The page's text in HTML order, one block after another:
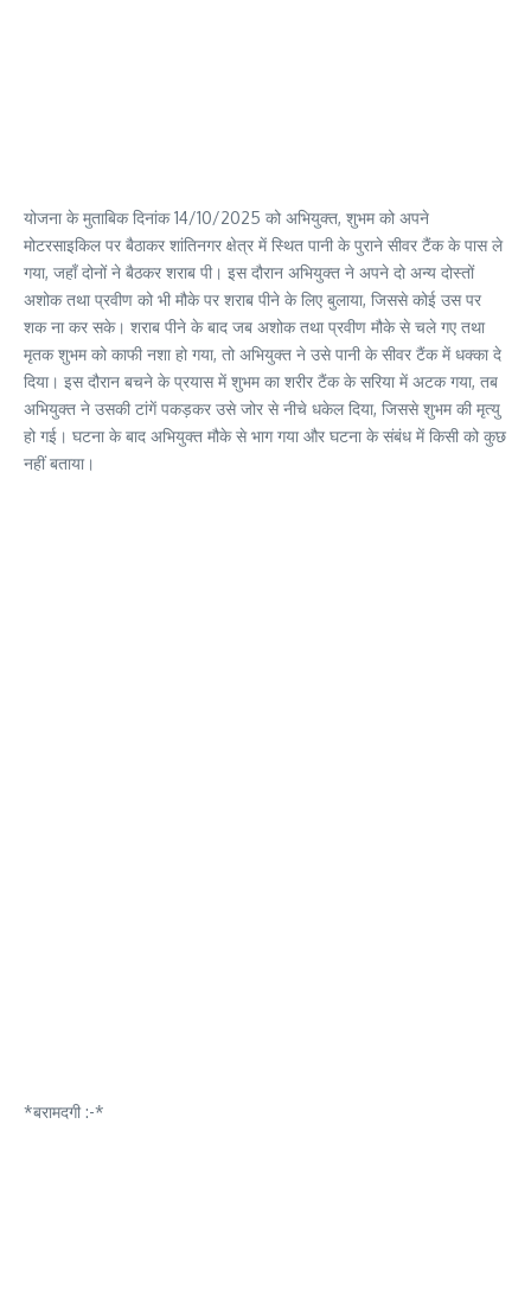
योजना के मुताबिक दिनांक 14/10/2025 को अभियुक्त, शुभम को अपने
मोटरसाइकिल पर बैठाकर शांतिनगर क्षेत्र में स्थित पानी के पुराने सीवर टैंक के पास ले
गया, जहाँ दोनों ने बैठकर शराब पी। इस दौरान अभियुक्त ने अपने दो अन्य दोस्तों
अशोक तथा प्रवीण को भी मौके पर शराब पीने के लिए बुलाया, जिससे कोई उस पर
शक ना कर सके। शराब पीने के बाद जब अशोक तथा प्रवीण मौके से चले गए तथा
मृतक शुभम को काफी नशा हो गया, तो अभियुक्त ने उसे पानी के सीवर टैंक में धक्का दे
दिया। इस दौरान बचने के प्रयास में शुभम का शरीर टैंक के सरिया में अटक गया, तब
अभियुक्त ने उसकी टांगें पकड़कर उसे जोर से नीचे धकेल दिया, जिससे शुभम की मृत्यु
हो गई। घटना के बाद अभियुक्त मौके से भाग गया और घटना के संबंध में किसी को कुछ
नहीं बताया।
*बरामदगी :-*